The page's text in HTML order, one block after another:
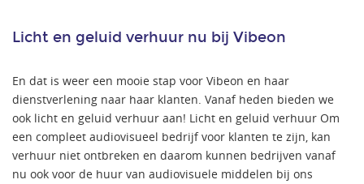
Licht en geluid verhuur nu bij Vibeon
En dat is weer een mooie stap voor Vibeon en haar
dienstverlening naar haar klanten. Vanaf heden bieden we
ook licht en geluid verhuur aan! Licht en geluid verhuur Om
een compleet audiovisueel bedrijf voor klanten te zijn, kan
verhuur niet ontbreken en daarom kunnen bedrijven vanaf
nu ook voor de huur van audiovisuele middelen bij ons